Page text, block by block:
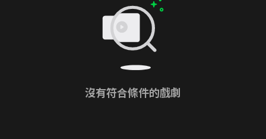
沒有符合條件的戲劇